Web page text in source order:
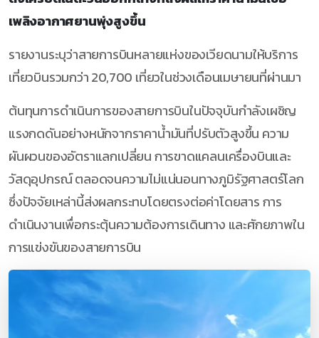
เพลิงอากาศยานพุ่งสูงขึ้น
รายงานระบุว่าสายการบินหลายแห่งของเวียดนามให้บริการ
เที่ยวบินรวมกว่า 20,700 เที่ยวในช่วงเดือนเมษายนที่ผ่านมา
ต้นทุนการดำเนินการของสายการบินในปัจจุบันกำลังเผชิญ
แรงกดดันอย่างหนักจากราคาน้ำมันที่ปรับตัวสูงขึ้น ความ
ผันผวนของอัตราแลกเปลี่ยน การขาดแคลนเครื่องบินและ
วัสดุอุปกรณ์ ตลอดจนความไม่แน่นอนทางภูมิรัฐศาสตร์โลก
ซึ่งปัจจัยเหล่านี้ส่งผลกระทบโดยตรงต่อค่าโดยสาร การ
ดำเนินงานเพื่อกระตุ้นความต้องการเดินทาง และศักยภาพใน
การแข่งขันของสายการบิน